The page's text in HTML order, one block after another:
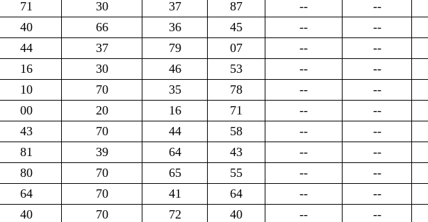
71 30 37 87 -- --
40 66 36 45 -- --
44 37 79 07 -- --
16 30 46 53 -- --
10 70 35 78 -- --
00 20 16 71 -- --
43 70 44 58 -- --
81 39 64 43 -- --
80 70 65 55 -- --
64 70 41 64 -- --
40 70 72 40 -- --